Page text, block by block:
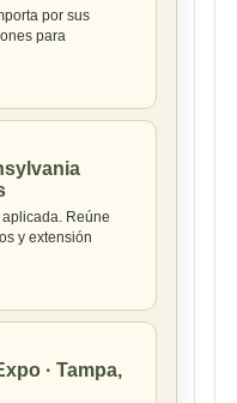
por sus
para
Reúne
y extensión
· Tampa,